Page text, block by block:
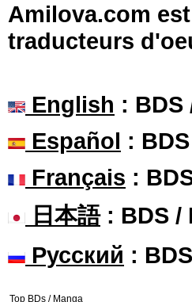
Amilova.com
traducteurs
English : BDS
Español :
Français :
日本語: BDS /
Русский :
Top BDs / Manga